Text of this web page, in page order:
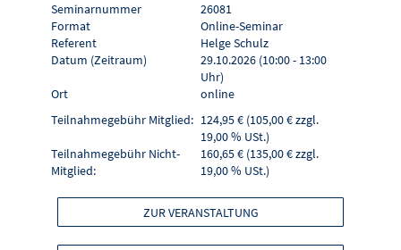
Seminarnummer
26081
Format
Online-Seminar
Referent
Helge Schulz
Datum (Zeitraum)
29.10.2026 (10:00 - 13:00
Uhr)
Ort
online
Teilnahmegebühr Mitglied: 124,95 € (105,00 € zzgl.
19,00 % USt.)
Teilnahmegebühr Nicht-
Mitglied:
160,65 € (135,00 € zzgl.
19,00 % USt.)
ZUR VERANSTALTUNG